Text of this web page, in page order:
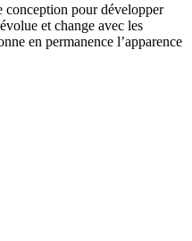
pour développer
et change avec les
en permanence l’apparence